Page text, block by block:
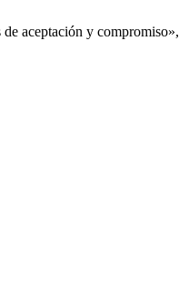
aceptación y compromiso»,